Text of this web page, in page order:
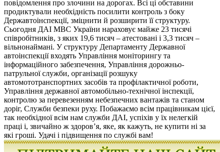
повідомлення про злочини на дорогах. Всі ці обставини
продиктували необхідність посилити контроль з боку
Державтоінспекції, зміцнити й розширити її структуру.
Сьогодня ДАІ МВС України нараховує майже 23 тисячі
співробітників, з яких 19,6 тисяч – атестовані і 3,3 тисяч –
вільнонаймані. У структуру Департаменту Державної
автоінспекції входять Управління моніторингу та
інформаційного забезпечення, Управління дорожньо-
патрульної служби, організації розшуку
автомототранспортних засобів та профілактичної роботи,
Управління державної автомобільно-технічної інспекції,
контролю за перевезенням небезпечних вантажів та станом
доріг, Служби безпеки руху. Побажаємо всім працівникам цієї,
так необхідної всім нам служби ДАІ, успіхів у їх нелегкій
праці і, звичайно ж здоров’я, яке, як кажуть, не купити ні за
які гроші. Удачі і підвищення по службі вам!